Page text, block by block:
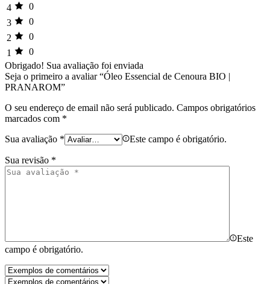
4
0
3
0
2
0
1
0
Obrigado! Sua avaliação foi enviada
Seja o primeiro a avaliar “Óleo Essencial de Cenoura BIO |
PRANAROM”
O seu endereço de email não será publicado. Campos obrigatórios
marcados com *
Sua avaliação * Este campo é obrigatório.
Sua revisão *
Este
campo é obrigatório.